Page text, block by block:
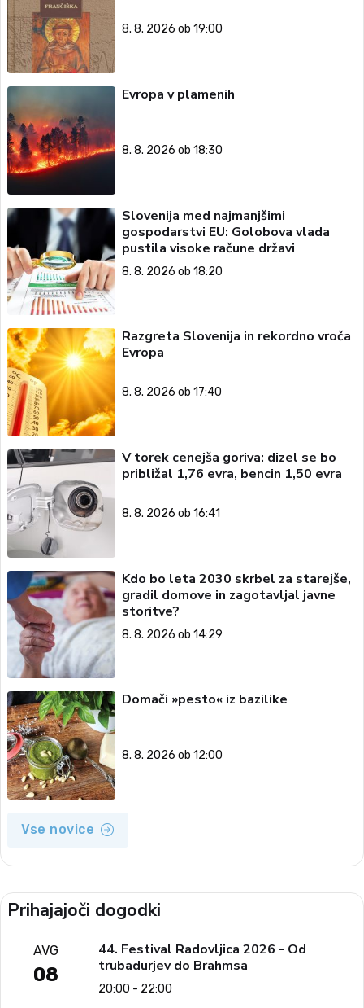
8. 8. 2026 ob 19:00
Evropa v plamenih
8. 8. 2026 ob 18:30
Slovenija med najmanjšimi
gospodarstvi EU: Golobova vlada
pustila visoke račune državi
8. 8. 2026 ob 18:20
Razgreta Slovenija in rekordno vroča
Evropa
8. 8. 2026 ob 17:40
V torek cenejša goriva: dizel se bo
približal 1,76 evra, bencin 1,50 evra
8. 8. 2026 ob 16:41
Kdo bo leta 2030 skrbel za starejše,
gradil domove in zagotavljal javne
storitve?
8. 8. 2026 ob 14:29
Domači »pesto« iz bazilike
8. 8. 2026 ob 12:00
Vse novice
Prihajajoči dogodki
AVG
08
44. Festival Radovljica 2026 - Od
trubadurjev do Brahmsa
20:00 - 22:00